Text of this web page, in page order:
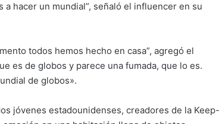
a hacer un mundial”, señaló el influencer en su
todos hemos hecho en casa”, agregó el
es de globos y parece una fumada, que lo es.
de globos».
jóvenes estadounidenses, creadores de la Keep-